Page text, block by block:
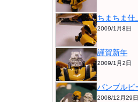
ちまちま仕
2009/1月8日
謹賀新年
2009/1月2日
バンブルビ
2008/12月29日